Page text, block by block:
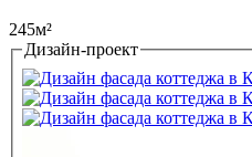
245м²
Tabs
Дизайн-проект